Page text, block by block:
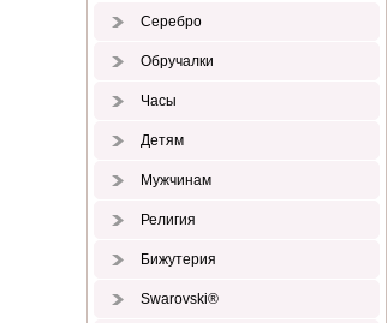
Серебро
Обручалки
Часы
Детям
Мужчинам
Религия
Бижутерия
Swarovski®